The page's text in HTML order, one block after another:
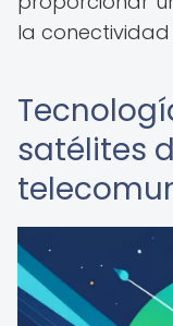
la
satélites